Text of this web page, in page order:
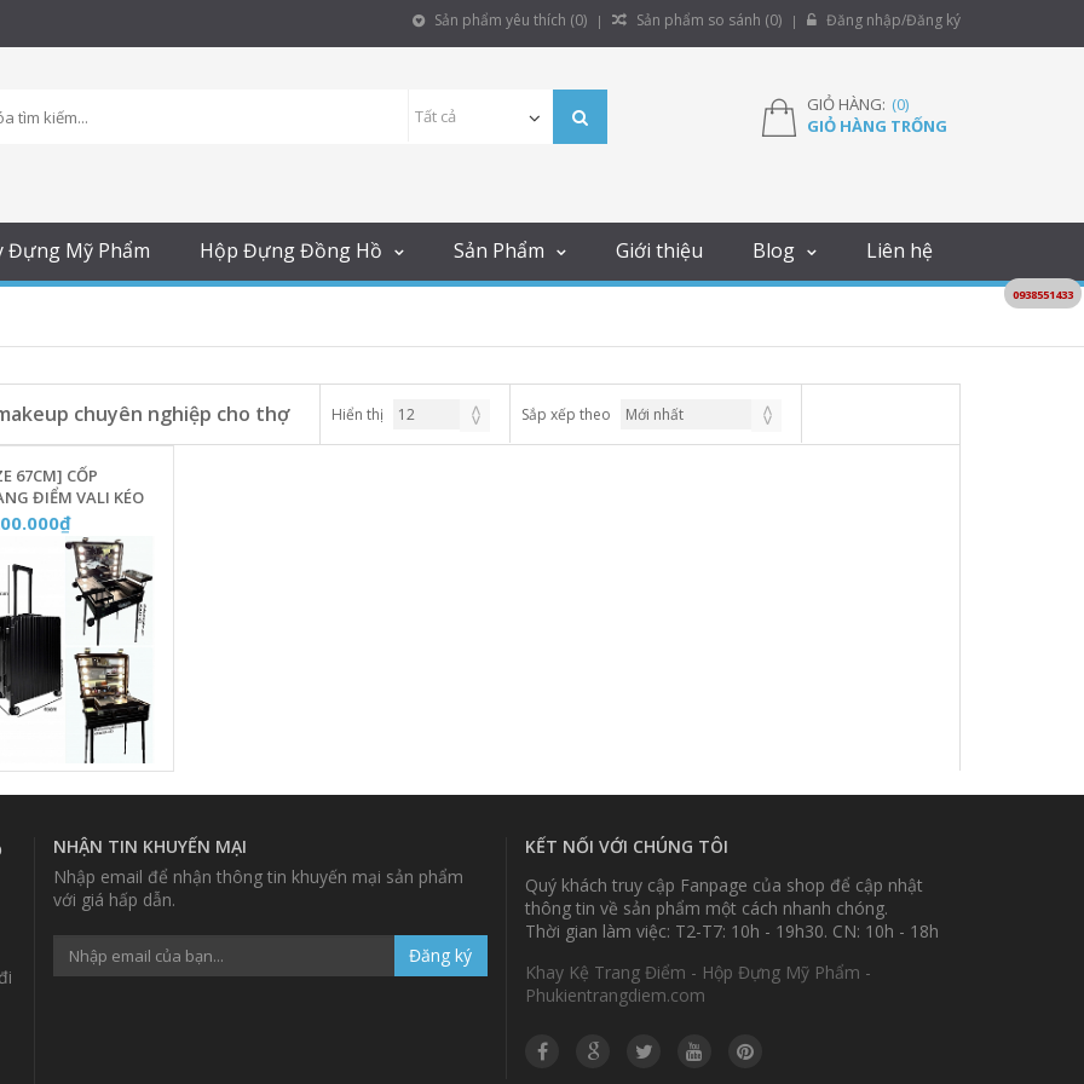
Sản phẩm yêu thích (0) Sản phẩm so sánh (0) Đăng nhập/Đăng ký
GIỎ HÀNG: (0)
GIỎ HÀNG TRỐNG
Đựng Mỹ Phẩm Hộp Đựng Đồng Hồ Sản Phẩm Giới thiệu Blog Liên hệ
chuyên nghiệp cho thợ Hiển thị Sắp xếp theo
67CM] CỐP
ĐIỂM VALI KÉO
NHÔM CÓ
ĐÈN LED 10
MÀU ĐEN -
NHẬN TIN KHUYẾN MẠI
Nhập email để nhận thông tin khuyến mại sản phẩm
với giá hấp dẫn.
Đăng ký
KẾT NỐI VỚI CHÚNG TÔI
Quý khách truy cập Fanpage của shop để cập nhật
thông tin về sản phẩm một cách nhanh chóng.
Thời gian làm việc: T2-T7: 10h - 19h30. CN: 10h - 18h
Khay Kệ Trang Điểm - Hộp Đựng Mỹ Phẩm -
Phukientrangdiem.com
0938551433